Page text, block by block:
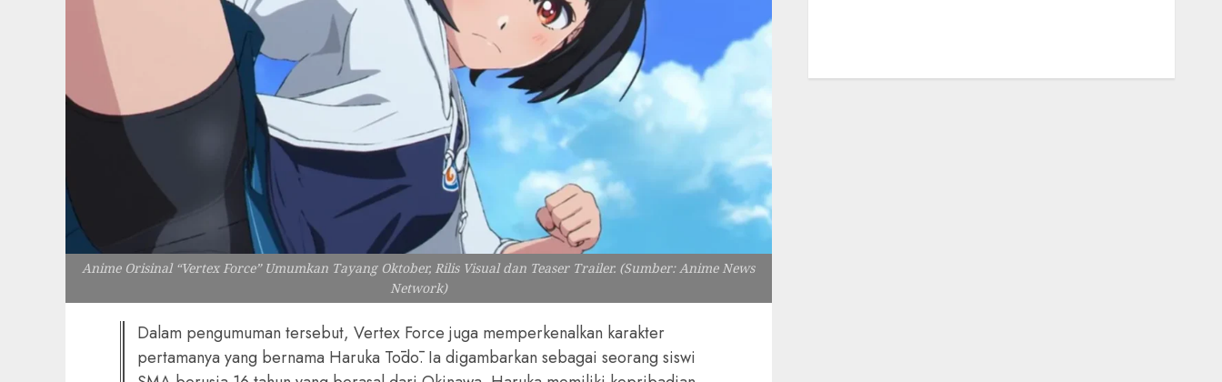
Anime Orisinal “Vertex Force” Umumkan Tayang Oktober, Rilis Visual dan Teaser Trailer. (Sumber: Anime News
Network)
Dalam pengumuman tersebut, Vertex Force juga memperkenalkan karakter
pertamanya yang bernama Haruka Tōdō. Ia digambarkan sebagai seorang siswi